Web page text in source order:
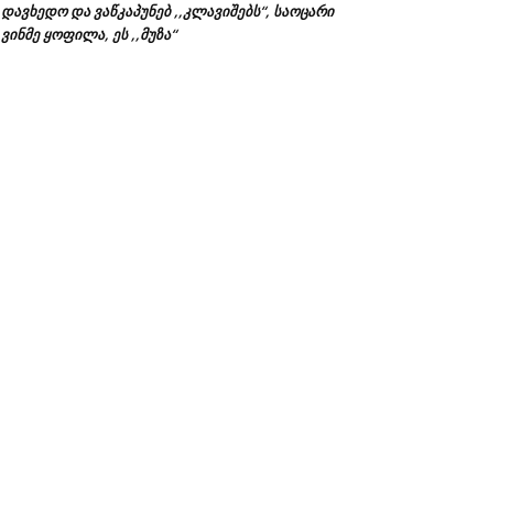
დავხედო და ვაწკაპუნებ ,,კლავიშებს“, საოცარი
ვინმე ყოფილა, ეს ,,მუზა“